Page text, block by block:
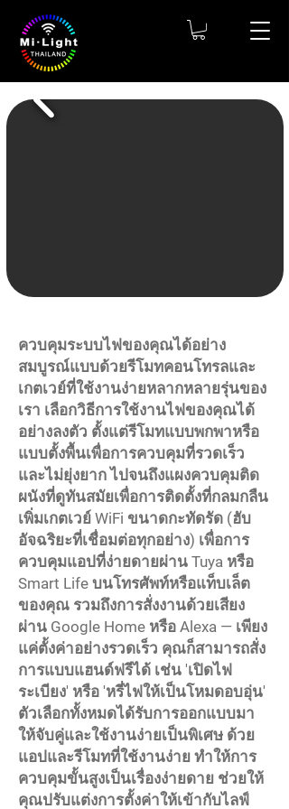
ควบคุมระบบไฟของคุณได้อย่าง
สมบูรณ์แบบด้วยรีโมทคอนโทรลและ
เกตเวย์ที่ใช้งานง่ายหลากหลายรุ่นของ
เรา เลือกวิธีการใช้งานไฟของคุณได้
อย่างลงตัว ตั้งแต่รีโมทแบบพกพาหรือ
แบบตั้งพื้นเพื่อการควบคุมที่รวดเร็ว
และไม่ยุ่งยาก ไปจนถึงแผงควบคุมติด
ผนังที่ดูทันสมัยเพื่อการติดตั้งที่กลมกลืน
เพิ่มเกตเวย์ WiFi ขนาดกะทัดรัด (ฮับ
อัจฉริยะที่เชื่อมต่อทุกอย่าง) เพื่อการ
ควบคุมแอปที่ง่ายดายผ่าน Tuya หรือ
Smart Life บนโทรศัพท์หรือแท็บเล็ต
ของคุณ รวมถึงการสั่งงานด้วยเสียง
ผ่าน Google Home หรือ Alexa — เพียง
แค่ตั้งค่าอย่างรวดเร็ว คุณก็สามารถสั่ง
การแบบแฮนด์ฟรีได้ เช่น 'เปิดไฟ
ระเบียง' หรือ 'หรี่ไฟให้เป็นโหมดอบอุ่น'
ตัวเลือกทั้งหมดได้รับการออกแบบมา
ให้จับคู่และใช้งานง่ายเป็นพิเศษ ด้วย
แอปและรีโมทที่ใช้งานง่าย ทำให้การ
ควบคุมขั้นสูงเป็นเรื่องง่ายดาย ช่วยให้
คุณปรับแต่งการตั้งค่าให้เข้ากับไลฟ์